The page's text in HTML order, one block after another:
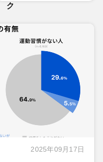
ク
2025年09月17日